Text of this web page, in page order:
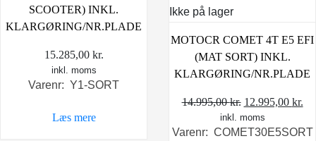
SCOOTER) INKL.
KLARGØRING/NR.PLADE
15.285,00 kr.
inkl. moms
Varenr: Y1-SORT
Læs mere
Ikke på lager
MOTOCR COMET 4T E5 EFI
(MAT SORT) INKL.
KLARGØRING/NR.PLADE
14.995,00kr. Den
oprindelige
pris
12.995,00 kr.
inkl. moms
Varenr: COMET30E5SORT